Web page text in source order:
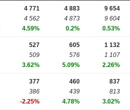
4 771
4 562
4.59%
4 883
4 873
0.2%
9 654
9 604
0.53%
527
509
3.62%
605
576
5.09%
1 132
1 107
2.26%
377
386
-2.25%
460
439
4.78%
837
813
3.02%